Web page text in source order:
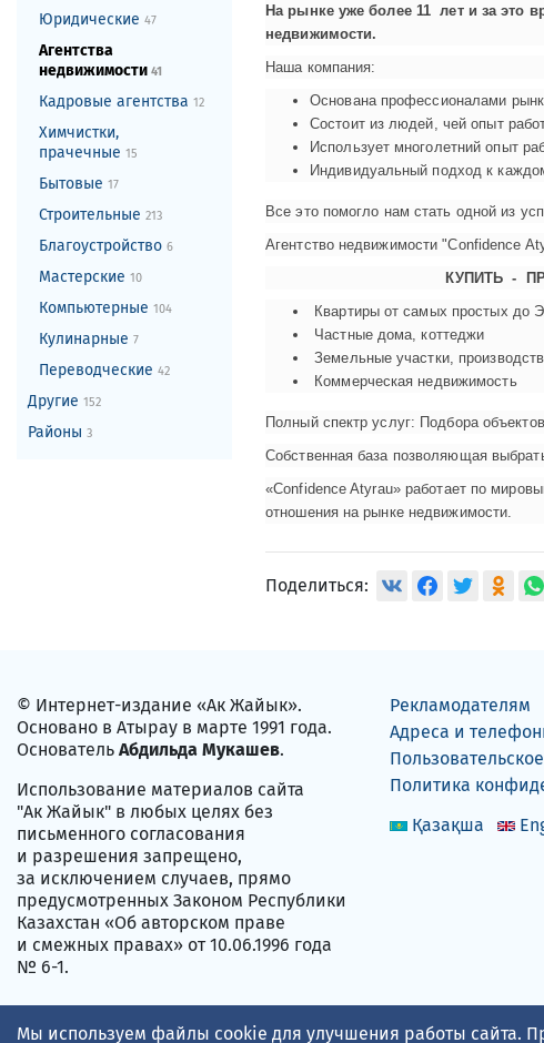
Юридические 47
Агентства
недвижимости 41
Кадровые агентства 12
Химчистки,
прачечные 15
Бытовые 17
Строительные 213
Благоустройство 6
Мастерские 10
Компьютерные 104
Кулинарные 7
Переводческие 42
Другие 152
Районы 3
На рынке уже более 11 лет и за это
недвижимости.
Наша компания:
Основана профессионалами
Состоит из людей, чей опыт
Использует многолетний опыт
Индивидуальный подход к
Все это помогло нам стать одной из
Агентство недвижимости "Confidence
КУПИТЬ -
Квартиры от самых простых до
Частные дома, коттеджи
Земельные участки,
Коммерческая недвижимость
Полный спектр услуг: Подбора
Собственная база позволяющая
«Confidence Atyrau» работает по
отношения на рынке недвижимости.
Поделиться:
© Интернет-издание «Ак Жайык».
Основано в Атырау в марте 1991 года.
Основатель Абдильда Мукашев.
Использование материалов сайта
"Ак Жайык" в любых целях без
письменного согласования
и разрешения запрещено,
за исключением случаев, прямо
предусмотренных Законом Республики
Казахстан «Об авторском праве
и смежных правах» от 10.06.1996 года
№ 6-1.
Рекламодателям
Адреса и
Политика
Қазақша
Мы используем файлы cookie для улучшения работы сайта.